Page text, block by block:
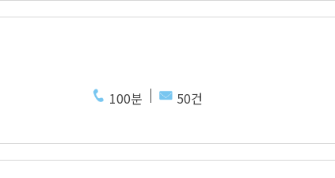
100분 50건